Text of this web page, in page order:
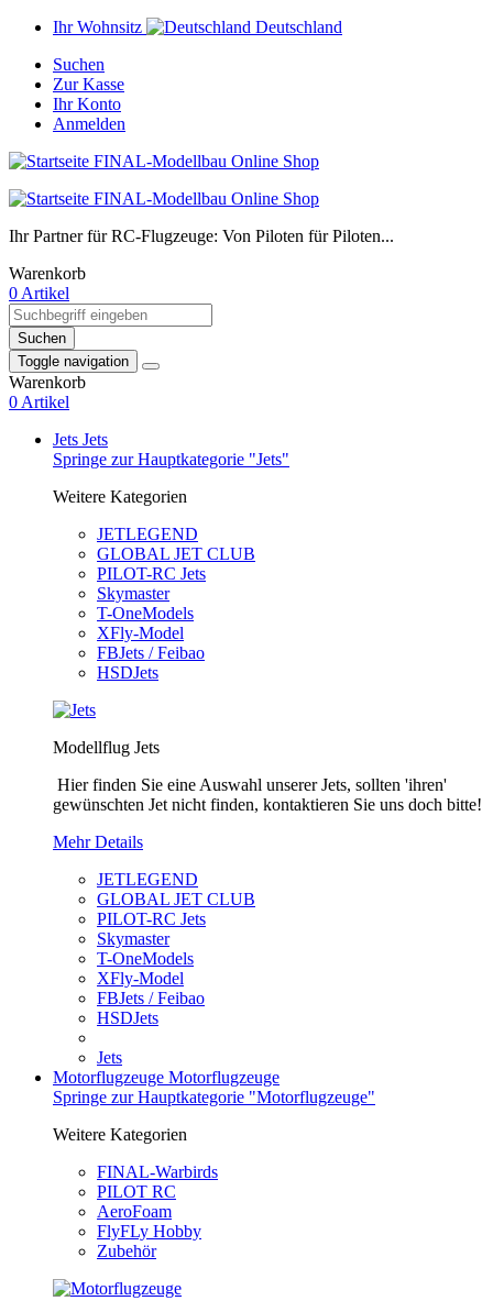
Ihr Wohnsitz
Deutschland
Suchen
Zur Kasse
Ihr Konto
Anmelden
Ihr Partner für RC-Flugzeuge: Von Piloten für Piloten...
Warenkorb
0 Artikel
Suchen
Toggle navigation
Warenkorb
0 Artikel
Jets Jets
Springe zur Hauptkategorie "Jets"
Weitere Kategorien
JETLEGEND
GLOBAL JET CLUB
PILOT-RC Jets
Skymaster
T-OneModels
XFly-Model
FBJets / Feibao
HSDJets
Modellflug Jets
Hier finden Sie eine Auswahl unserer Jets, sollten 'ihren'
gewünschten Jet nicht finden, kontaktieren Sie uns doch bitte!
Mehr Details
JETLEGEND
GLOBAL JET CLUB
PILOT-RC Jets
Skymaster
T-OneModels
XFly-Model
FBJets / Feibao
HSDJets
Jets
Motorflugzeuge Motorflugzeuge
Springe zur Hauptkategorie "Motorflugzeuge"
Weitere Kategorien
FINAL-Warbirds
PILOT RC
AeroFoam
FlyFLy Hobby
Zubehör